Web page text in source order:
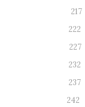
217
222
227
232
237
242